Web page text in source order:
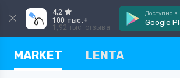
4,2
100 тыс.+
1,92 тыс. отзыва
Доступно в
Google
MARKET LENTA